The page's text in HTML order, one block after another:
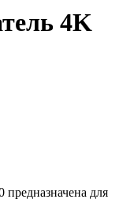
4K
для